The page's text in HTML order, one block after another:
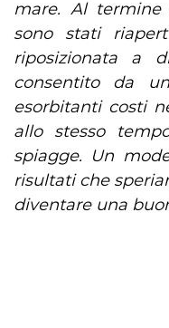
mare. Al termine
sono stati
riposizionata a
consentito da
esorbitanti costi
allo stesso
spiagge. Un
risultati che
diventare una